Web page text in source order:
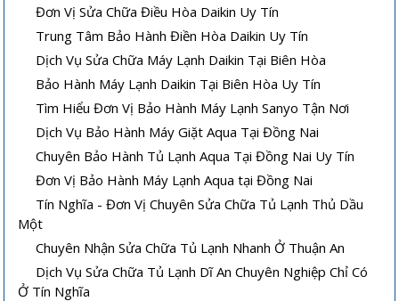
Đơn Vị Sửa Chữa Điều Hòa Daikin Uy Tín
Trung Tâm Bảo Hành Điền Hòa Daikin Uy Tín
Dịch Vụ Sửa Chữa Máy Lạnh Daikin Tại Biên Hòa
Bảo Hành Máy Lạnh Daikin Tại Biên Hòa Uy Tín
Tìm Hiểu Đơn Vị Bảo Hành Máy Lạnh Sanyo Tận Nơi
Dịch Vụ Bảo Hành Máy Giặt Aqua Tại Đồng Nai
Chuyên Bảo Hành Tủ Lạnh Aqua Tại Đồng Nai Uy Tín
Đơn Vị Bảo Hành Máy Lạnh Aqua tại Đồng Nai
Tín Nghĩa - Đơn Vị Chuyên Sửa Chữa Tủ Lạnh Thủ Dầu
Một
Chuyên Nhận Sửa Chữa Tủ Lạnh Nhanh Ở Thuận An
Dịch Vụ Sửa Chữa Tủ Lạnh Dĩ An Chuyên Nghiệp Chỉ Có
Ở Tín Nghĩa